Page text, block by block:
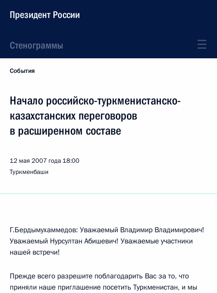
Президент России
Стенограммы
События
Начало российско-туркменистанско-
казахстанских переговоров
в расширенном составе
12 мая 2007 года 18:00
Туркменбаши
Г.Бердымухаммедов: Уважаемый Владимир Владимирович!
Уважаемый Нурсултан Абишевич! Уважаемые участники
нашей встречи!
Прежде всего разрешите поблагодарить Вас за то, что
приняли наше приглашение посетить Туркменистан, и мы